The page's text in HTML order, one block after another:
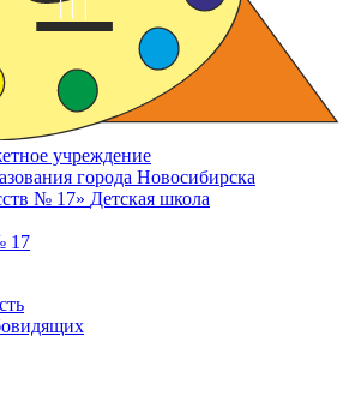
учреждение
города Новосибирска
№ 17» Детская школа
17